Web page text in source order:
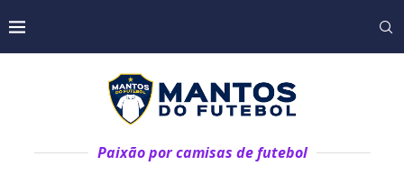
Paixão por camisas de futebol